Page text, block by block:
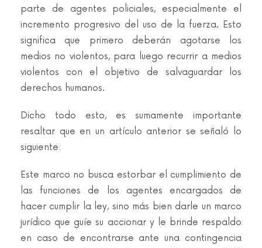
parte de agentes policiales, especialmente el
incremento progresivo del uso de la fuerza. Esto
significa que primero deberán agotarse los
medios no violentos, para luego recurrir a medios
violentos con el objetivo de salvaguardar los
derechos humanos.
Dicho todo esto, es sumamente importante
resaltar que en un artículo anterior se señaló lo
siguiente:
Este marco no busca estorbar el cumplimiento de
las funciones de los agentes encargados de
hacer cumplir la ley, sino más bien darle un marco
jurídico que guíe su accionar y le brinde respaldo
en caso de encontrarse ante una contingencia